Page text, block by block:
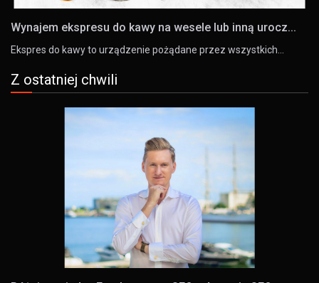
Wynajem ekspresu do kawy na wesele lub inną urocz...
Ekspres do kawy to urządzenie pożądane przez wszystkich…
Z ostatniej chwili